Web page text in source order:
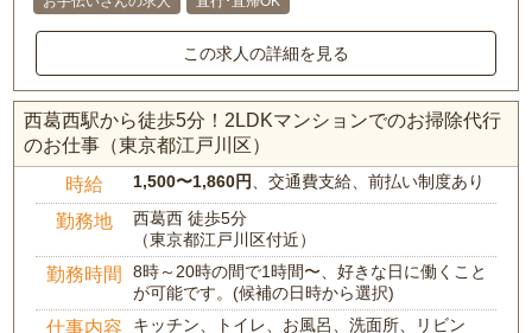
この求人の詳細を見る
西葛西駅から徒歩5分！2LDKマンションでのお掃除代行
のお仕事（東京都江戸川区）
時給 1,500〜1,860円、交通費支給、前払い制度あり
勤務地
西葛西 徒歩5分
（東京都江戸川区付近）
勤務時間
8時～20時の間で1時間〜、好きな日に働くこと
が可能です。(候補の日時から選択)
仕事内容
キッチン、トイレ、お風呂、洗面所、リビン